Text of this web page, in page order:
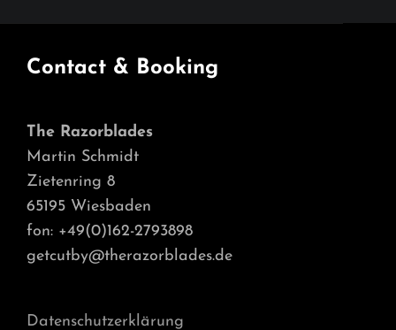
Contact & Booking
The Razorblades
Martin Schmidt
Zietenring 8
65195 Wiesbaden
fon: +49(0)162-2793898
getcutby@therazorblades.de
Datenschutzerklärung